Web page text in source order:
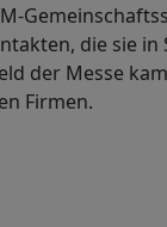
die sie
der Messe
Firmen.